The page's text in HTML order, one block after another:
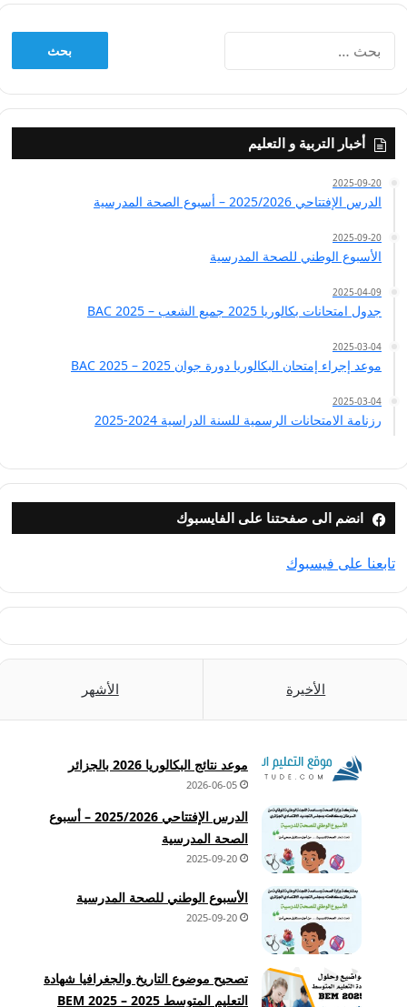
عن:
أخبار التربية و التعليم
2025-09-20
الدرس الإفتتاحي 2025/2026 – أسبوع الصحة المدرسية
2025-09-20
الأسبوع الوطني للصحة المدرسية
2025-04-09
جدول امتحانات بكالوريا 2025 جميع الشعب – BAC 2025
2025-03-04
موعد إجراء إمتحان البكالوريا دورة جوان 2025 – BAC 2025
2025-03-04
رزنامة الامتحانات الرسمية للسنة الدراسية 2024-2025
انضم الى صفحتنا على الفايسبوك
تابعنا على فيسبوك
الأخيرة الأشهر
موعد نتائج البكالوريا 2026 بالجزائر
2026-06-05
الدرس الإفتتاحي 2025/2026 – أسبوع
الصحة المدرسية
2025-09-20
الأسبوع الوطني للصحة المدرسية
2025-09-20
تصحيح موضوع التاريخ والجغرافيا شهادة
التعليم المتوسط 2025 – BEM 2025